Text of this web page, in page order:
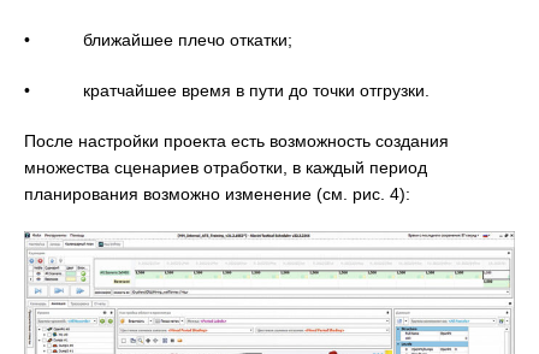
• ближайшее плечо откатки;
• кратчайшее время в пути до точки отгрузки.
После настройки проекта есть возможность создания
множества сценариев отработки, в каждый период
планирования возможно изменение (см. рис. 4):